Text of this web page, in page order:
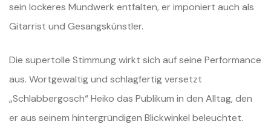
sein lockeres Mundwerk entfalten, er imponiert auch als
Gitarrist und Gesangskünstler.
Die supertolle Stimmung wirkt sich auf seine Performance
aus. Wortgewaltig und schlagfertig versetzt
„Schlabbergosch“ Heiko das Publikum in den Alltag, den
er aus seinem hintergründigen Blickwinkel beleuchtet.